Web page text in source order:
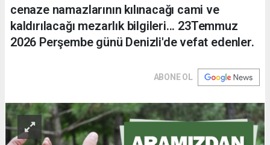
cenaze namazlarının kılınacağı cami ve
kaldırılacağı mezarlık bilgileri... 23Temmuz
2026 Perşembe günü Denizli'de vefat edenler.
ABONE OL